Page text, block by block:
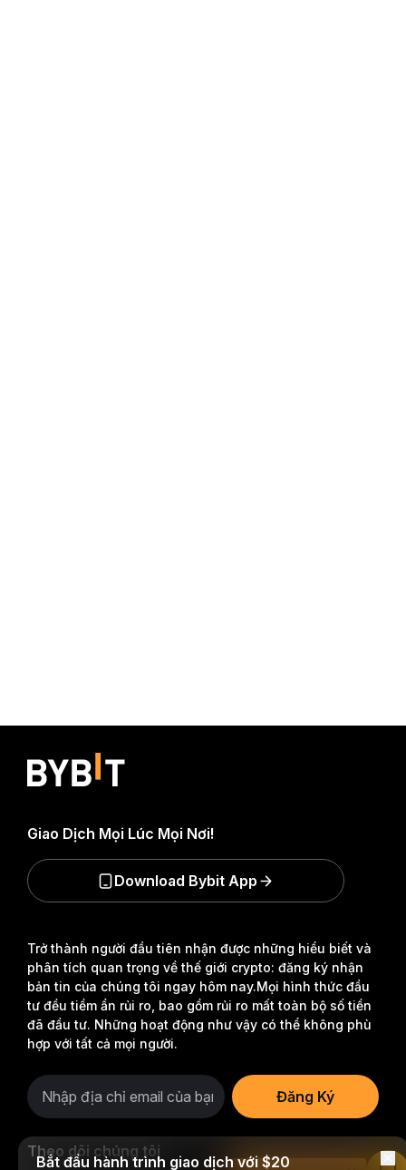
Trở thành người đầu tiên nhận được những hiểu biết và
phân tích quan trọng về thế giới crypto: đăng ký nhận
bản tin của chúng tôi ngay hôm nay.Mọi hình thức đầu
tư đều tiềm ẩn rủi ro, bao gồm rủi ro mất toàn bộ số tiền
đã đầu tư. Những hoạt động như vậy có thể không phù
hợp với tất cả mọi người.
Đăng Ký
Theo dõi chúng tôi
Giao Dịch Mọi Lúc Mọi Nơi!
Download Bybit App
Bắt đầu hành trình giao dịch với $20